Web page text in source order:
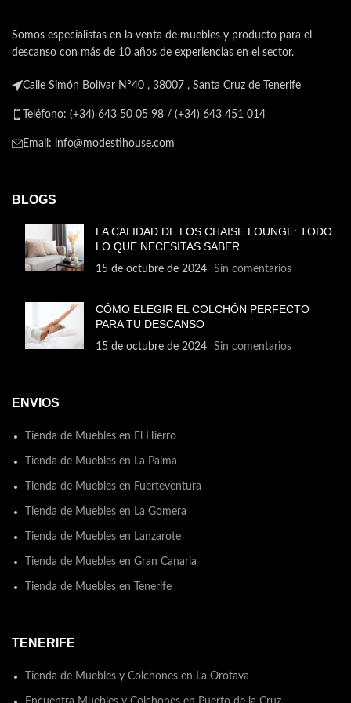
As demostramos que los
materiales de alta calidad
aportan una durabilidad
extra.El asiento est hecho con
n. Esto convierte a nuestra
al m ximo nivel y muy
desenfundable, por lo que
lo necesites.CARACTER
STICAS:Estructura: Madera de
pino insigne.Relleno: Espumaci
n HR de 20 kg de
Aqualine.Guardapolvos: Tejido
no Tejido (TNT).Apoyo: Base
balanc n.Asiento: Espumaci n
asiento.Medidas:L66 x F80 x
un oasis de comodidad y estilo
ModestiHouse
Somos especialistas en la venta de muebles y producto para el
descanso con más de 10 años de experiencias en el sector.
Calle Simón Bolívar Nº40 , 38007 , Santa Cruz de Tenerife
Teléfono: (+34) 643 50 05 98 / (+34) 643 451 014
Email: info@modestihouse.com
BLOGS
LA CALIDAD DE LOS CHAISE LOUNGE: TODO
LO QUE NECESITAS SABER
15 de octubre de 2024 Sin comentarios
CÓMO ELEGIR EL COLCHÓN PERFECTO
PARA TU DESCANSO
15 de octubre de 2024 Sin comentarios
ENVIOS
Tienda de Muebles en El Hierro
Tienda de Muebles en La Palma
Tienda de Muebles en Fuerteventura
Tienda de Muebles en La Gomera
Tienda de Muebles en Lanzarote
Tienda de Muebles en Gran Canaria
Tienda de Muebles en Tenerife
TENERIFE
Tienda de Muebles y Colchones en La Orotava